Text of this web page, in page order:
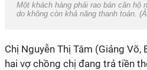
Một khách hàng phải rao bán căn hộ
do không còn khả năng thanh toán.
Chị Nguyễn Thị Tâm (Giảng Võ,
hai vợ chồng chị đang trả tiền